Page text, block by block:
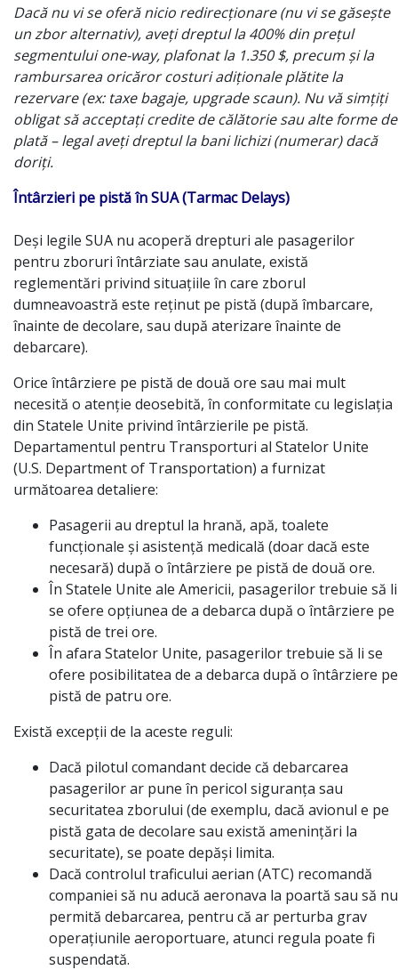
Dacă nu vi se oferă nicio redirecționare (nu vi se găsește
un zbor alternativ), aveți dreptul la 400% din prețul
segmentului one-way, plafonat la 1.350 $, precum și la
rambursarea oricăror costuri adiționale plătite la
rezervare (ex: taxe bagaje, upgrade scaun). Nu vă simțiți
obligat să acceptați credite de călătorie sau alte forme de
plată – legal aveți dreptul la bani lichizi (numerar) dacă
doriți.
Întârzieri pe pistă în SUA (Tarmac Delays)
Deși legile SUA nu acoperă drepturi ale pasagerilor
pentru zboruri întârziate sau anulate, există
reglementări privind situațiile în care zborul
dumneavoastră este reținut pe pistă (după îmbarcare,
înainte de decolare, sau după aterizare înainte de
debarcare).
Orice întârziere pe pistă de două ore sau mai mult
necesită o atenție deosebită, în conformitate cu legislația
din Statele Unite privind întârzierile pe pistă.
Departamentul pentru Transporturi al Statelor Unite
(U.S. Department of Transportation) a furnizat
următoarea detaliere:
Pasagerii au dreptul la hrană, apă, toalete
funcționale și asistență medicală (doar dacă este
necesară) după o întârziere pe pistă de două ore.
În Statele Unite ale Americii, pasagerilor trebuie să li
se ofere opțiunea de a debarca după o întârziere pe
pistă de trei ore.
În afara Statelor Unite, pasagerilor trebuie să li se
ofere posibilitatea de a debarca după o întârziere pe
pistă de patru ore.
Există excepții de la aceste reguli:
Dacă pilotul comandant decide că debarcarea
pasagerilor ar pune în pericol siguranța sau
securitatea zborului (de exemplu, dacă avionul e pe
pistă gata de decolare sau există amenințări la
securitate), se poate depăși limita.
Dacă controlul traficului aerian (ATC) recomandă
companiei să nu aducă aeronava la poartă sau să nu
permită debarcarea, pentru că ar perturba grav
operațiunile aeroportuare, atunci regula poate fi
suspendată.